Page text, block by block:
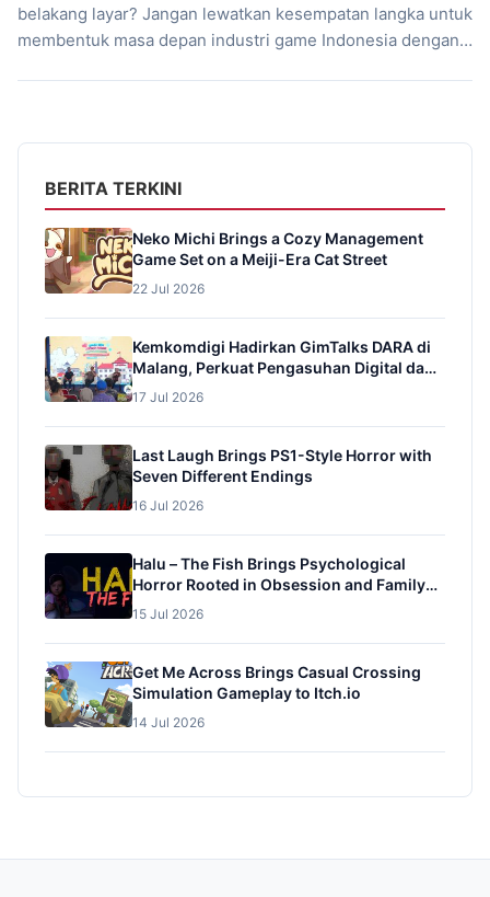
BERITA TERKINI
Neko Michi Brings a Cozy Management
Game Set on a Meiji-Era Cat Street
22 Jul 2026
Kemkomdigi Hadirkan GimTalks DARA di
Malang, Perkuat Pengasuhan Digital dan
Pencegahan Adiksi Gim pada Anak
17 Jul 2026
Last Laugh Brings PS1-Style Horror with
Seven Different Endings
16 Jul 2026
Halu – The Fish Brings Psychological
Horror Rooted in Obsession and Family
Trauma
15 Jul 2026
Get Me Across Brings Casual Crossing
Simulation Gameplay to Itch.io
14 Jul 2026
belakang layar? Jangan lewatkan kesempatan langka untuk
membentuk masa depan industri game Indonesia dengan
Balik Layar: Ngobrol santai langsung bersama enam